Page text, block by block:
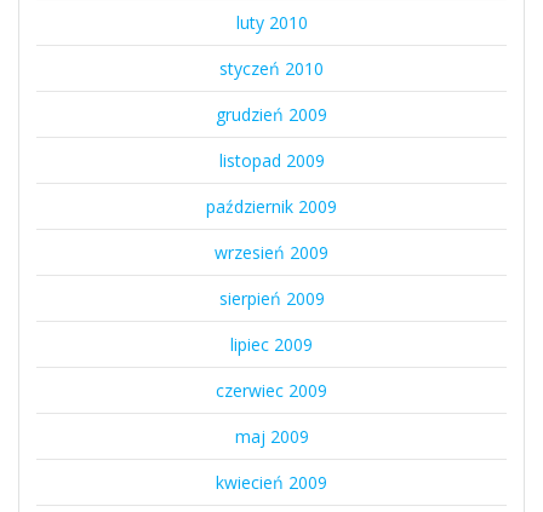
luty 2010
styczeń 2010
grudzień 2009
listopad 2009
październik 2009
wrzesień 2009
sierpień 2009
lipiec 2009
czerwiec 2009
maj 2009
kwiecień 2009